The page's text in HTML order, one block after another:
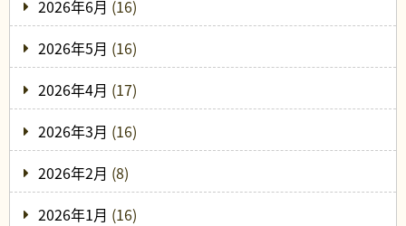
2026年6月 (16)
2026年5月 (16)
2026年4月 (17)
2026年3月 (16)
2026年2月 (8)
2026年1月 (16)